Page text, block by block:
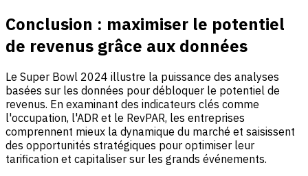
Conclusion : maximiser le potentiel
de revenus grâce aux données
Le Super Bowl 2024 illustre la puissance des analyses
basées sur les données pour débloquer le potentiel de
revenus. En examinant des indicateurs clés comme
l'occupation, l'ADR et le RevPAR, les entreprises
comprennent mieux la dynamique du marché et saisissent
des opportunités stratégiques pour optimiser leur
tarification et capitaliser sur les grands événements.